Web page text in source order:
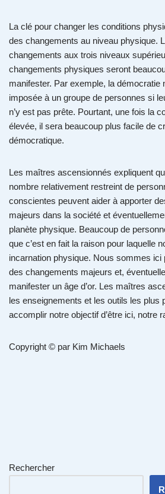
La clé pour changer les conditions
des changements au niveau physique.
changements aux trois niveaux
changements physiques seront
manifester. Par exemple, la démocratie
imposée à un groupe de personnes si
n’y est pas prête. Pourtant, une fois la
élevée, il sera beaucoup plus facile de
démocratique.
Les maîtres ascensionnés expliquent
nombre relativement restreint de
conscientes peuvent aider à apporter
majeurs dans la société et
planète physique. Beaucoup de
que c’est en fait la raison pour laquelle
incarnation physique. Nous sommes ici
des changements majeurs et,
manifester un âge d’or. Les maîtres
les enseignements et les outils les plus
accomplir notre objectif d’être ici, notre
Copyright © par Kim Michaels
Rechercher